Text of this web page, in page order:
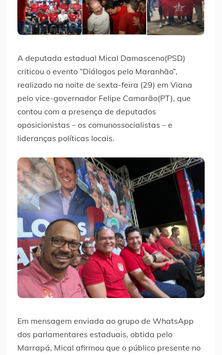
A deputada estadual Mical Damasceno(PSD)
criticou o evento “Diálogos pelo Maranhão”,
realizado na noite de sexta-feira (29) em Viana
pelo vice-governador Felipe Camarão(PT), que
contou com a presença de deputados
oposicionistas – os comunossocialistas – e
lideranças políticas locais.
Em mensagem enviada ao grupo de WhatsApp
dos parlamentares estaduais, obtida pelo
Marrapá, Mical afirmou que o público presente no